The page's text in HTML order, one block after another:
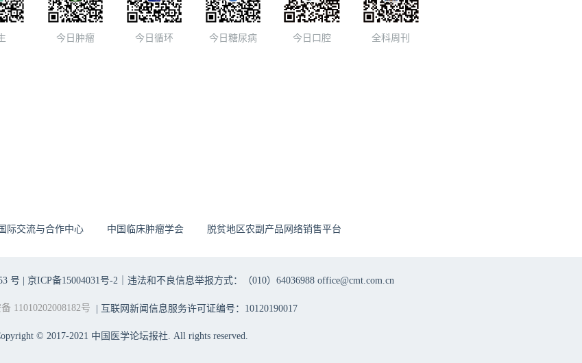
今日肿瘤 今日循环 今日糖尿病 今日口腔 全科周刊
际交流与合作中心 中国临床肿瘤学会 脱贫地区农副产品网络销售平台
号 | 京ICP备15004031号-2 ｜违法和不良信息举报方式：（010）64036988 office@cmt.com.cn
11010202008182号 | 互联网新闻信息服务许可证编号：10120190017
© 2017-2021 中国医学论坛报社. All rights reserved.